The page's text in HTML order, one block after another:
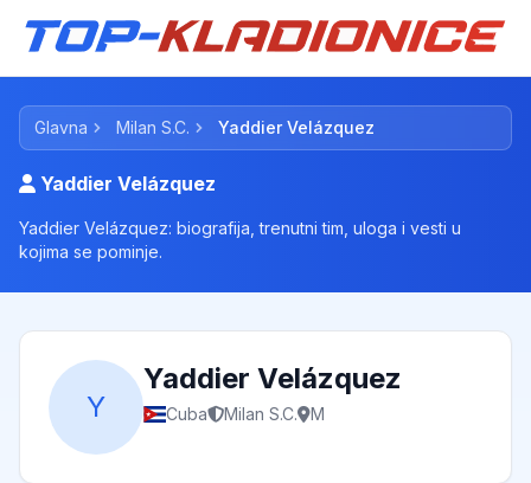
Glavna Milan S.C. Yaddier Velázquez
Yaddier Velázquez
Yaddier Velázquez: biografija, trenutni tim, uloga i vesti u
kojima se pominje.
Y
Yaddier Velázquez
Cuba Milan S.C. M